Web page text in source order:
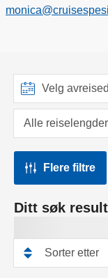
Flere filtre
Ditt søk